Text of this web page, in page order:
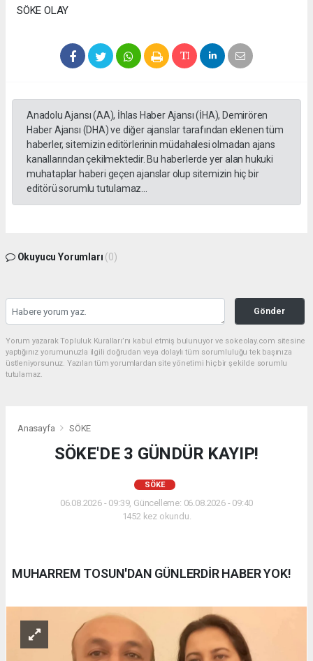
SÖKE OLAY
Anadolu Ajansı (AA), İhlas Haber Ajansı (İHA), Demirören
Haber Ajansı (DHA) ve diğer ajanslar tarafından eklenen tüm
haberler, sitemizin editörlerinin müdahalesi olmadan ajans
kanallarından çekilmektedir. Bu haberlerde yer alan hukuki
muhataplar haberi geçen ajanslar olup sitemizin hiç bir
editörü sorumlu tutulamaz...
Okuyucu Yorumları (0)
Gönder
Yorum yazarak Topluluk Kuralları’nı kabul etmiş bulunuyor ve sokeolay.com sitesine
yaptığınız yorumunuzla ilgili doğrudan veya dolaylı tüm sorumluluğu tek başınıza
üstleniyorsunuz. Yazılan tüm yorumlardan site yönetimi hiçbir şekilde sorumlu
tutulamaz.
Anasayfa SÖKE
SÖKE'DE 3 GÜNDÜR KAYIP!
SÖKE
06.08.2026 - 09:39, Güncelleme: 06.08.2026 - 09:40
1452 kez okundu.
MUHARREM TOSUN'DAN GÜNLERDİR HABER YOK!